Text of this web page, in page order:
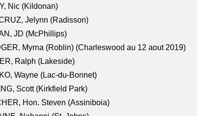
Nic (Kildonan)
Jelynn (Radisson)
JD (McPhillips)
Myrna (Roblin) (Charleswood au 12 aout 2019)
Ralph (Lakeside)
Wayne (Lac-du-Bonnet)
Scott (Kirkfield Park)
Hon. Steven (Assiniboia)